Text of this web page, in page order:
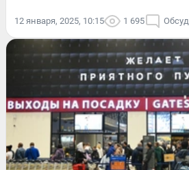
12 января, 2025, 10:15 1 695